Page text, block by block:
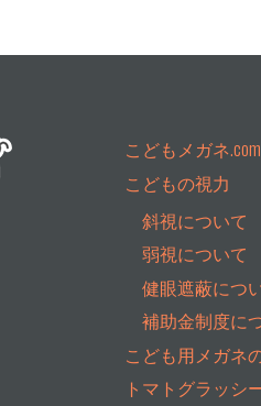
こどもメガネ
こどもの視力
斜視について
弱視について
健眼遮蔽につ
補助金制度に
こども用メガネ
トマトグラッシ